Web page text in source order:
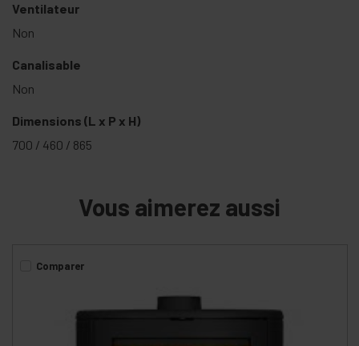
Ventilateur
Non
Canalisable
Non
Dimensions (L x P x H)
700 / 460 / 865
Vous aimerez aussi
Comparer